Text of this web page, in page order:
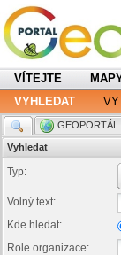
VÍTEJTE
VYHLEDAT
GEOPORTÁL
Vyhledat
Typ:
Volný text:
Kde hledat:
Role organizace: